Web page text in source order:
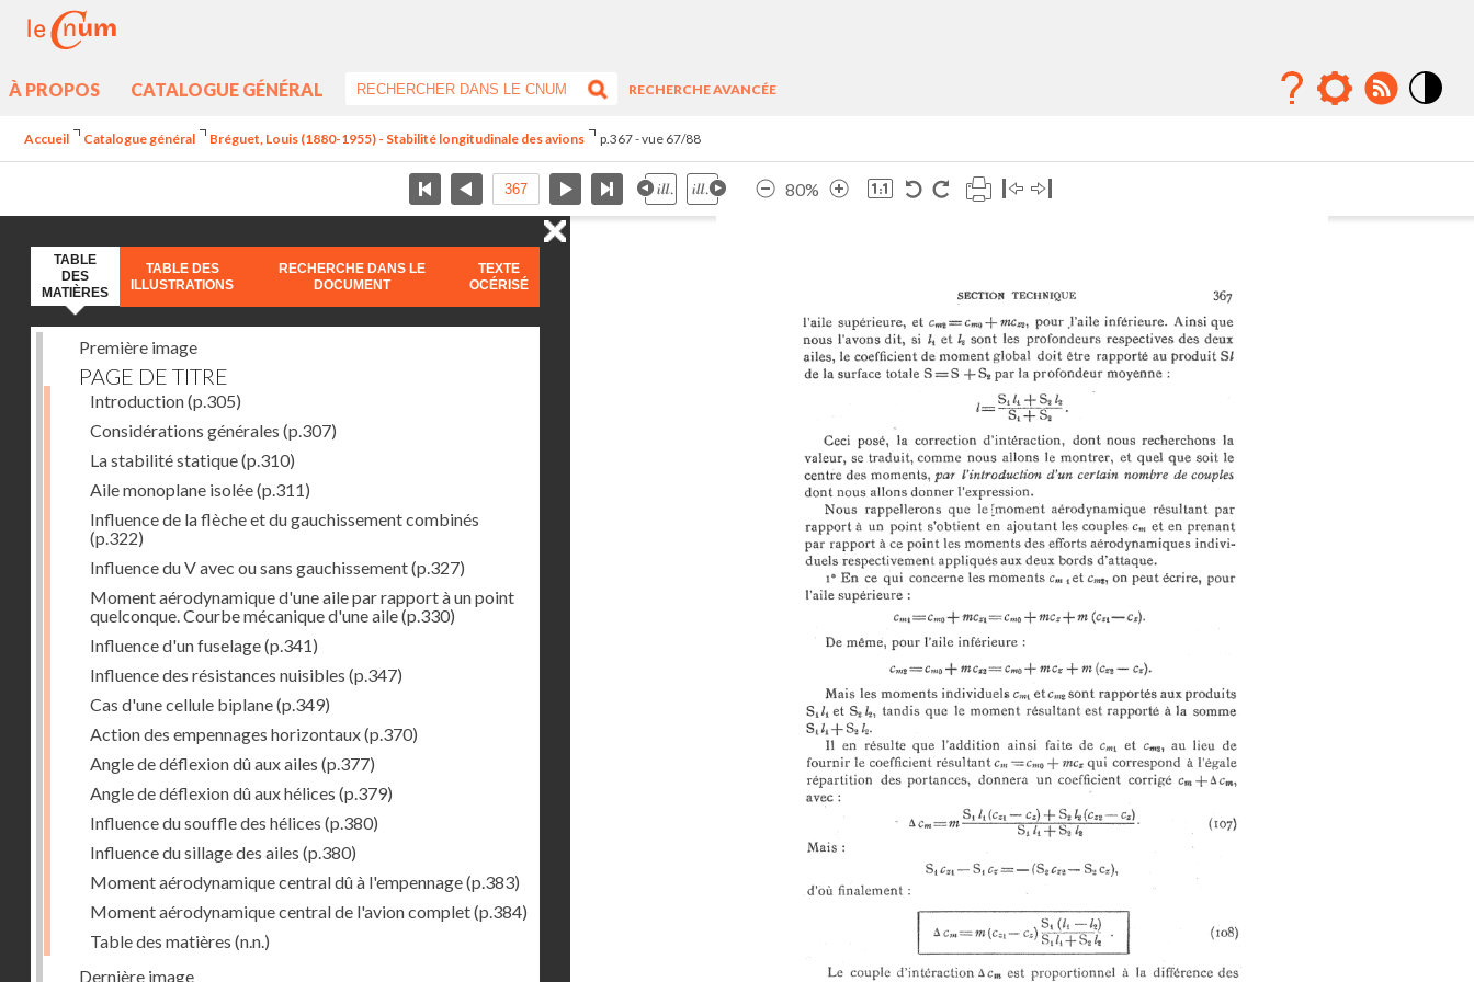
À PROPOS CATALOGUE GÉNÉRAL
RECHERCHE AVANCÉE
Accueil Catalogue général Bréguet, Louis (1880-1955) - Stabilité longitudinale des avions p.367 - vue 67/88
80%
TABLE
DES
MATIÈRES
TABLE DES
ILLUSTRATIONS
RECHERCHE DANS LE
DOCUMENT
TEXTE
OCÉRISÉ
Première image
PAGE DE TITRE
Introduction(p.305)
Considérations générales (p.307)
La stabilité statique(p.310)
Aile monoplane isolée(p.311)
Influence de la flèche et du gauchissement combinés
(p.322)
Influence du V avec ou sans gauchissement(p.327)
Moment aérodynamique d'une aile par rapport à un point
quelconque. Courbe mécanique d'une aile(p.330)
Influence d'un fuselage(p.341)
Influence des résistances nuisibles (p.347)
Cas d'une cellule biplane(p.349)
Action des empennages horizontaux(p.370)
Angle de déflexion dû aux ailes (p.377)
Angle de déflexion dû aux hélices (p.379)
Influence du souffle des hélices (p.380)
Influence du sillage des ailes (p.380)
Moment aérodynamique central dû à l'empennage(p.383)
Moment aérodynamique central de l'avion complet(p.384)
Table des matières (n.n.)
Dernière image